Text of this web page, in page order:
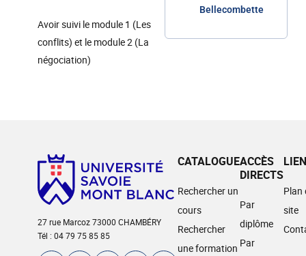
Avoir suivi le module 1 (Les
conflits) et le module 2 (La
négociation)
Bellecombette
27 rue Marcoz 73000 CHAMBÉRY
Tél : 04 79 75 85 85
CATALOGUE
Rechercher un
cours
Rechercher
une formation
ACCÈS
DIRECTS
Par
diplôme
Par
Plan
site